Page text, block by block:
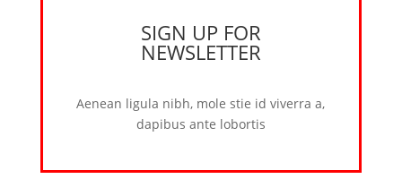
SIGN UP FOR
NEWSLETTER
Aenean ligula nibh, mole stie id viverra a,
dapibus ante lobortis